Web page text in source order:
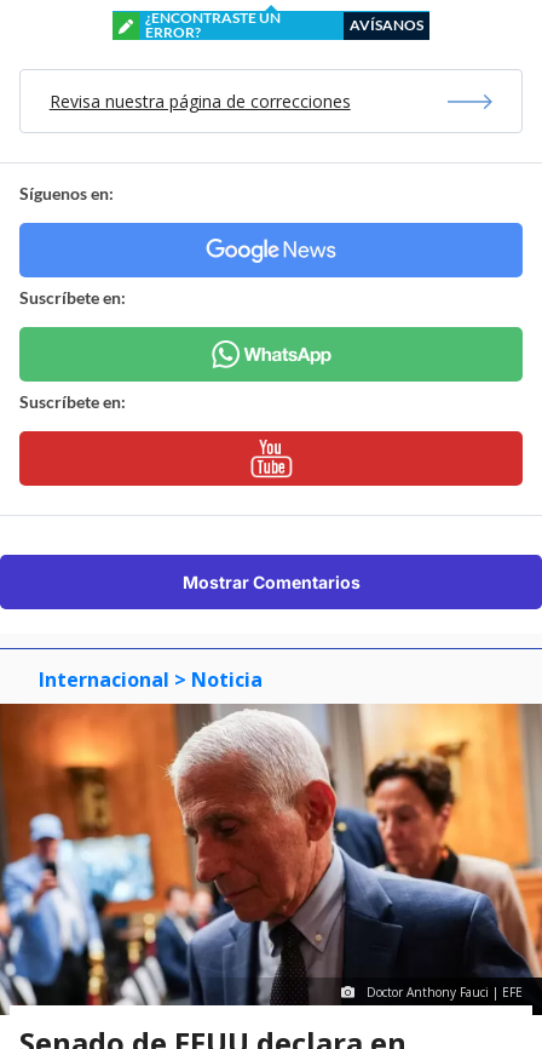
¿ENCONTRASTE UN
ERROR?
AVÍSANOS
Revisa nuestra página de correcciones
Síguenos en:
Suscríbete en:
Suscríbete en:
Mostrar Comentarios
Internacional > Noticia
Doctor Anthony Fauci | EFE